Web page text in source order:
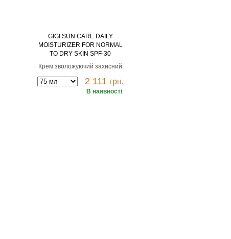
GIGI SUN CARE DAILY
MOISTURIZER FOR NORMAL
TO DRY SKIN SPF-30
Крем зволожуючий захисний
2 111 грн.
В наявності